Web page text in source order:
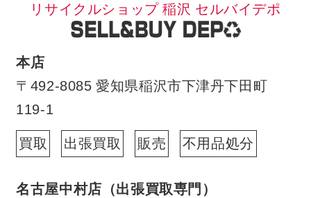
リサイクルショップ 稲沢 セルバイデポ
本店
〒492-8085 愛知県稲沢市下津丹下田町
119-1
買取 出張買取 販売 不用品処分
名古屋中村店（出張買取専門）